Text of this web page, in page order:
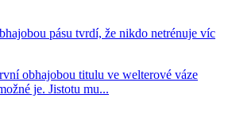
pásu tvrdí, že nikdo netrénuje víc
obhajobou titulu ve welterové váze
je. Jistotu mu...